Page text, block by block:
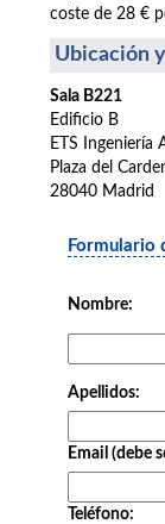
coste de 28 €
Ubicación
Sala B221
Edificio B
ETS Ingeniería
Plaza del
28040 Madrid
Formulario
Nombre:
Apellidos:
Email (debe
Teléfono: